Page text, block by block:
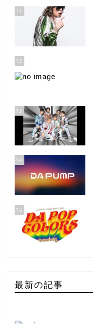
11
12
13
14
15
最新の記事